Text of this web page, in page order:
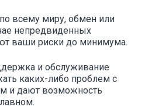
всему миру, обмен или
непредвиденных
ваши риски до минимума.
и обслуживание
каких-либо проблем с
и дают возможность